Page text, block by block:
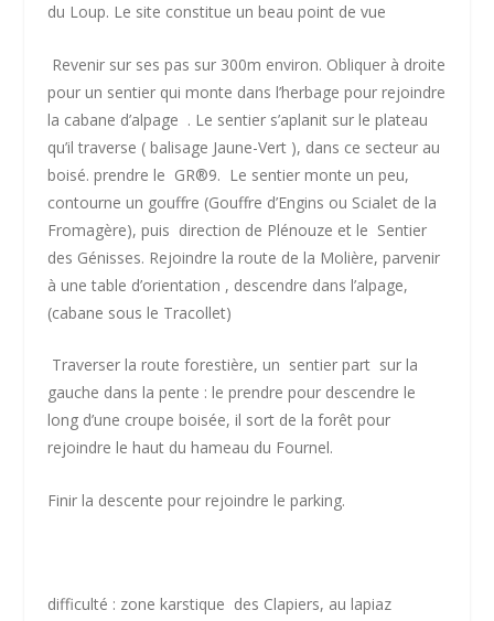
du Loup. Le site constitue un beau point de vue
Revenir sur ses pas sur 300m environ. Obliquer à droite
pour un sentier qui monte dans l’herbage pour rejoindre
la cabane d’alpage . Le sentier s’aplanit sur le plateau
qu’il traverse ( balisage Jaune-Vert ), dans ce secteur au
boisé. prendre le GR®9. Le sentier monte un peu,
contourne un gouffre (Gouffre d’Engins ou Scialet de la
Fromagère), puis direction de Plénouze et le Sentier
des Génisses. Rejoindre la route de la Molière, parvenir
à une table d’orientation , descendre dans l’alpage,
(cabane sous le Tracollet)
Traverser la route forestière, un sentier part sur la
gauche dans la pente : le prendre pour descendre le
long d’une croupe boisée, il sort de la forêt pour
rejoindre le haut du hameau du Fournel.
Finir la descente pour rejoindre le parking.
difficulté : zone karstique des Clapiers, au lapiaz